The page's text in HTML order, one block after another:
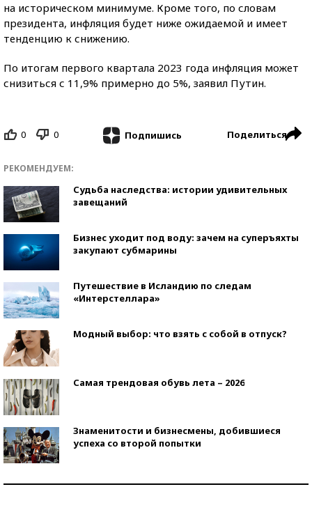
на историческом минимуме. Кроме того, по словам
президента, инфляция будет ниже ожидаемой и имеет
тенденцию к снижению.
По итогам первого квартала 2023 года инфляция может
снизиться с 11,9% примерно до 5%, заявил Путин.
0 0 Подпишись Поделиться
РЕКОМЕНДУЕМ:
Судьба наследства: истории удивительных
завещаний
Бизнес уходит под воду: зачем на суперъяхты
закупают субмарины
Путешествие в Исландию по следам
«Интерстеллара»
Модный выбор: что взять с собой в отпуск?
Самая трендовая обувь лета – 2026
Знаменитости и бизнесмены, добившиеся
успеха со второй попытки